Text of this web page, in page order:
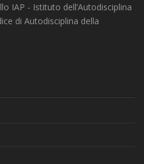
IAP - Istituto dell’Autodisciplina
di Autodisciplina della